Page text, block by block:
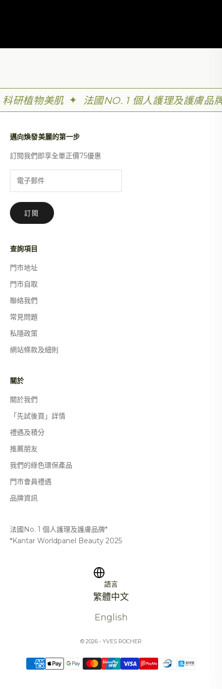
科研植物美肌 ✦ 法國NO. 1 個人護理及護膚品
邁向煥發美麗的第一步
訂閱我們即享全單正價75優惠
訂閱
查詢項目
門市地址
門市自取
聯絡我們
常見問題
私隱政策
網站條款及細則
關於
關於我們
「先試後買」詳情
禮遇及積分
推薦朋友
我們的綠色環保產品
門市會員禮遇
品牌資訊
法國No. 1 個人護理及護膚品牌*
*Kantar Worldpanel Beauty 2025
語言
繁體中文
English
© 2026 - YVES ROCHER